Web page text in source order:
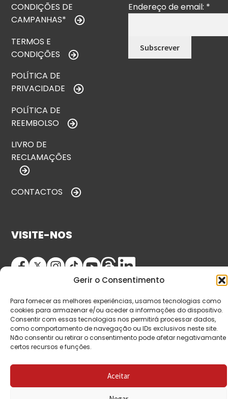
Gerir o Consentimento
Para fornecer as melhores experiências, usamos tecnologias como
cookies para armazenar e/ou aceder a informações do dispositivo.
Consentir com essas tecnologias nos permitirá processar dados,
como comportamento de navegação ou IDs exclusivos neste site.
Não consentir ou retirar o consentimento pode afetar negativamante
certos recursos e funções.
Aceitar
CONDIÇÕES DE
CAMPANHAS*
TERMOS E
CONDIÇÕES
POLÍTICA DE
PRIVACIDADE
POLÍTICA DE
REEMBOLSO
LIVRO DE
RECLAMAÇÕES
CONTACTOS
Endereço de email: *
VISITE-NOS
© Copyright 2026 Saída de Emergência. Todos os
direitos reservados.